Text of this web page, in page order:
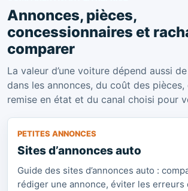
Annonces, pièces,
concessionnaires et
comparer
La valeur d’une voiture dépend aussi
dans les annonces, du coût des
remise en état et du canal choisi pour
PETITES ANNONCES
Sites d’annonces auto
Guide des sites d’annonces auto :
rédiger une annonce, éviter les erreurs